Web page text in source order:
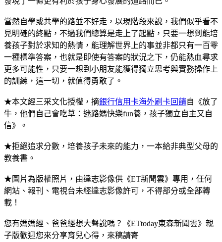
當然自學或共學的路並不好走，以現階段來說，我們似乎看不
見明確的終點，不過我們總算是走上了起點，只要一想到能培
養孩子對於求知的熱情，能理解世界上的事並非都只有一百零
一種標準答案，也就是即使有答案的狀況之下，仍能熱血尋求
更多可能性，只要一想到小朋友能獲得獨立思考與實務操作上
的訓練，這一切，就值得勇敢了。
★本文經三采文化授權，摘銀行信用卡海外刷卡回饋自《放了
牛，他們自己會吃草：迷路媽快樂fun養，孩子獨立自主又自
信》。
★拒絕追求分數，培養孩子未來的能力，一本給非典型父母的
教養書。
★圖片為版權照片，由達志影像供《ET新聞雲》專用，任何
網站、報刊、電視台未經達志影像許可，不得部分或全部轉
載！
您有媽媽經、爸爸經想大聲說嗎？《ETtoday東森新聞雲》親
子版歡迎您來分享育兒心得，來稿請寄